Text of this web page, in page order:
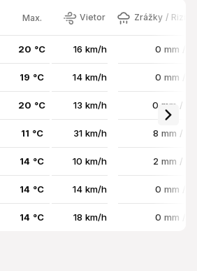
Max. Vietor Zrážky /
20 °C 16 km/h 0 mm /
19 °C 14 km/h 0 mm /
20 °C 13 km/h 0 mm /
11 °C 31 km/h 8 mm /
14 °C 10 km/h 2 mm /
14 °C 14 km/h 0 mm /
14 °C 18 km/h 0 mm /